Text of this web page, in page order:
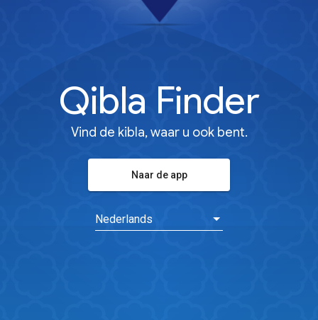
Qibla Finder
Vind de kibla, waar u ook bent.
Naar de app
Nederlands